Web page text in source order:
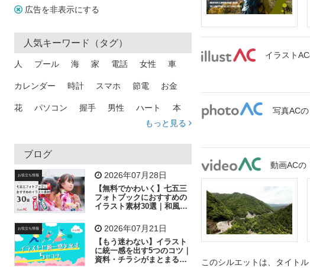
広告を非表示にする
人気キーワード（タグ）
人 プール 海 家 電話 女性 車
カレンダー 時計 スマホ 節電 お金
花 パソコン 握手 男性 ハート 本
トラック 木
吹き出し
飛行機 グラフ ビル 魚 家族 書類
歩く 工場 会社 太陽 キラキラ
子供 作業員 相談 ピクトグラム
もっと見る
ブログ
お役立ち情報 2026年07月28日
【無料でかわいく】七五三
フォトブックにおすすめの
イラスト素材30選｜和風の
お役立ち情報 2026年07月21日
【もう迷わない】イラスト
に統一感を出す5つのコツ｜
資料・チラシがまとまるフ
イラスト
写真AC
動画ACの
このシルエットは、タイト